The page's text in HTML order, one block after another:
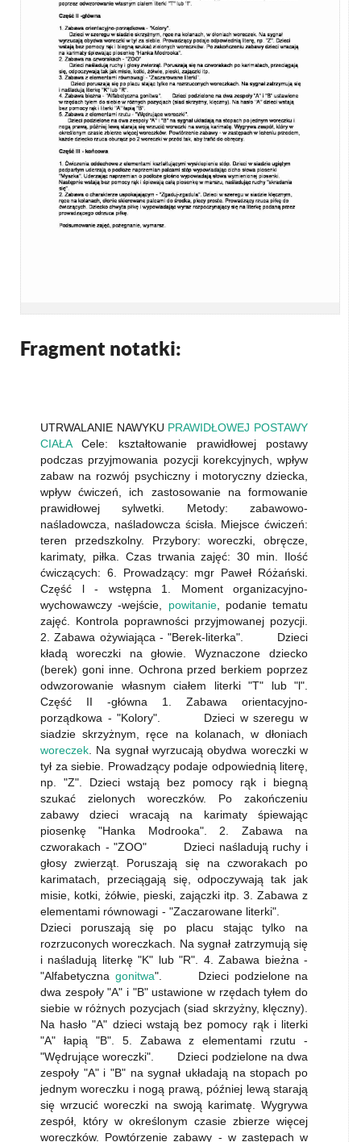
Fragment notatki:
UTRWALANIE NAWYKU PRAWIDŁOWEJ POSTAWY
CIAŁACele: kształtowanie prawidłowej postawy
podczas przyjmowania pozycji korekcyjnych, wpływ
zabaw na rozwój psychiczny i motoryczny dziecka,
wpływ ćwiczeń, ich zastosowanie na formowanie
prawidłowej sylwetki. Metody: zabawowo-
naśladowcza, naśladowcza ścisła. Miejsce ćwiczeń:
teren przedszkolny. Przybory: woreczki, obręcze,
karimaty, piłka. Czas trwania zajęć: 30 min. Ilość
ćwiczących: 6. Prowadzący: mgr Paweł Różański.
Część l - wstępna 1. Moment organizacyjno-
wychowawczy -wejście, powitanie, podanie tematu
zajęć. Kontrola poprawności przyjmowanej pozycji.
2. Zabawa ożywiająca - "Berek-literka". Dzieci
kładą woreczki na głowie. Wyznaczone dziecko
(berek) goni inne. Ochrona przed berkiem poprzez
odwzorowanie własnym ciałem literki "T" lub "l".
Część II -główna 1. Zabawa orientacyjno-
porządkowa - "Kolory". Dzieci w szeregu w
siadzie skrzyżnym, ręce na kolanach, w dłoniach
woreczek . Na sygnał wyrzucają obydwa woreczki w
tył za siebie. Prowadzący podaje odpowiednią literę,
np. "Z". Dzieci wstają bez pomocy rąk i biegną
szukać zielonych woreczków. Po zakończeniu
zabawy dzieci wracają na karimaty śpiewając
piosenkę "Hanka Modrooka". 2. Zabawa na
czworakach - "ZOO" Dzieci naśladują ruchy i
głosy zwierząt. Poruszają się na czworakach po
karimatach, przeciągają się, odpoczywają tak jak
misie, kotki, żółwie, pieski, zajączki itp. 3. Zabawa z
elementami równowagi - "Zaczarowane literki".
Dzieci poruszają się po placu stając tylko na
rozrzuconych woreczkach. Na sygnał zatrzymują się
i naśladują literkę "K" lub "R". 4. Zabawa bieżna -
"Alfabetyczna gonitwa". Dzieci podzielone na
dwa zespoły "A" i "B" ustawione w rzędach tyłem do
siebie w różnych pozycjach (siad skrzyżny, klęczny).
Na hasło "A" dzieci wstają bez pomocy rąk i literki
"A" łapią "B". 5. Zabawa z elementami rzutu -
"Wędrujące woreczki". Dzieci podzielone na dwa
zespoły "A" i "B" na sygnał układają na stopach po
jednym woreczku i nogą prawą, później lewą starają
się wrzucić woreczki na swoją karimatę. Wygrywa
zespół, który w określonym czasie zbierze więcej
woreczków. Powtórzenie zabawy - w zastępach w